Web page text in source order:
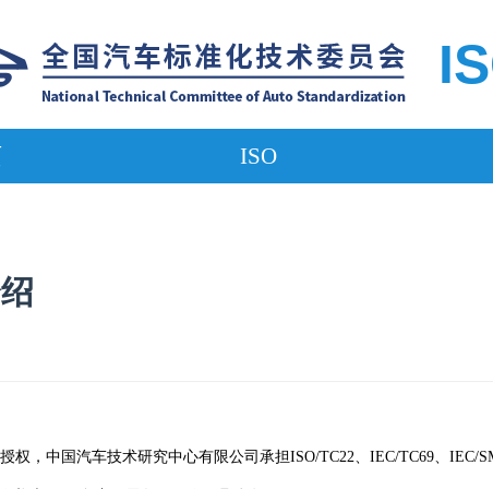
ISO
权，中国汽车技术研究中心有限公司承担ISO/TC22、IEC/TC69、